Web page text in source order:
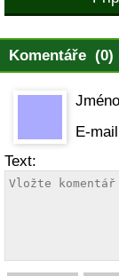
Komentáře (0)
E-
Text: